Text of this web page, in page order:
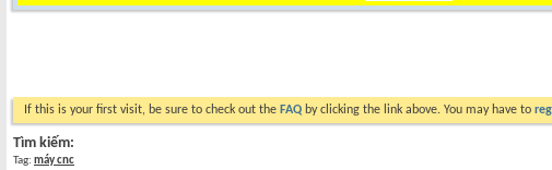
If this is your first visit, be sure to check out the FAQ by clicking the link above. You may have to
Tìm kiếm:
Tag: máy cnc